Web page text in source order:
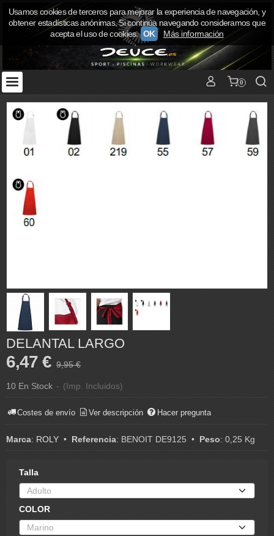
0
DELANTAL LARGO
6,47 € 9,95 €
10 En Stock - (Imp. Incluidos)
Costes de envío Ver descripción Hacer pregunta
Marca: ROLY • Referencia: BENOIT DE9125 • Peso: 0,25 Kg
Talla
COLOR
Usamos cookies de terceros para mejorar la experiencia de navegación, y
obtener estadísticas anónimas. Si continúa navegando consideramos que
acepta el uso de cookies. OK Más información